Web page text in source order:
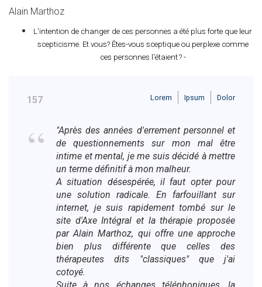
Alain Marthoz
L'intention de changer de ces personnes a été plus forte que leur
scepticisme. Et vous? Êtes-vous sceptique ou perplexe comme
ces personnes l'étaient ? -
157 Lorem Ipsum Dolor
"Après des années d'errement personnel et
de questionnements sur mon mal être
intime et mental, je me suis décidé à mettre
un terme définitif à mon malheur.
A situation désespérée, il faut opter pour
une solution radicale. En farfouillant sur
internet, je suis rapidement tombé sur le
site d'Axe Intégral et la thérapie proposée
par Alain Marthoz, qui offre une approche
bien plus différente que celles des
thérapeutes dits "classiques" que j'ai
cotoyé.